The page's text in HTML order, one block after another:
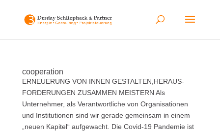
cooperation
ERNEUERUNG VON INNEN GESTALTEN,HERAUS-
FORDERUNGEN ZUSAMMEN MEISTERN ​Als
Unternehmer, als Verantwortliche von Organisationen
und Institutionen sind wir gerade gemeinsam in einem
„neuen Kapitel“ aufgewacht. Die Covid-19 Pandemie ist